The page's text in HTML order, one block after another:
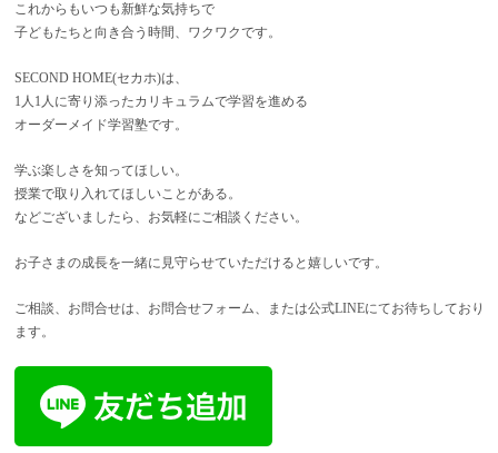
これからもいつも新鮮な気持ちで
子どもたちと向き合う時間、ワクワクです。
SECOND HOME(セカホ)は、
1人1人に寄り添ったカリキュラムで学習を進める
オーダーメイド学習塾です。
学ぶ楽しさを知ってほしい。
授業で取り入れてほしいことがある。
などございましたら、お気軽にご相談ください。
お子さまの成長を一緒に見守らせていただけると嬉しいです。
ご相談、お問合せは、お問合せフォーム、または公式LINEにてお待ちしており
ます。